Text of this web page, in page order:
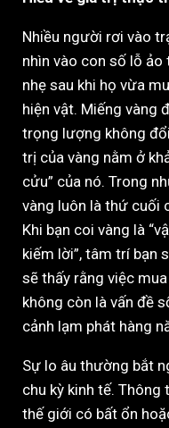
Nhiều người rơi vào
nhìn vào con số lỗ
nhẹ sau khi họ vừa
hiện vật. Miếng vàng
trọng lượng không
trị của vàng nằm ở
cửu” của nó. Trong
vàng luôn là thứ cuối
Khi bạn coi vàng là
kiếm lời”, tâm trí bạn
sẽ thấy rằng việc
không còn là vấn đề
cảnh lạm phát hàng
Sự lo âu thường bắt
chu kỳ kinh tế. Thông
thế giới có bất ổn